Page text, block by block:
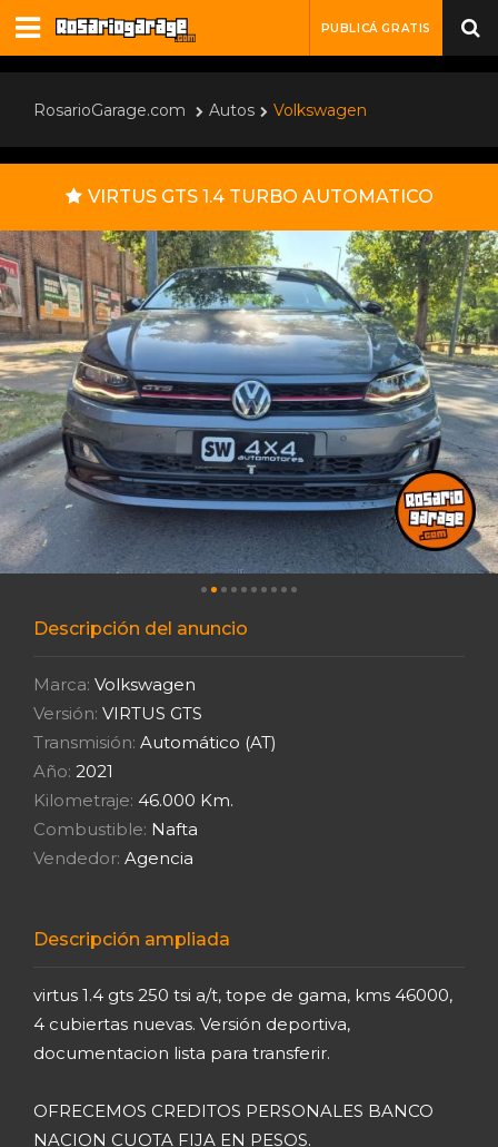
PUBLICÁ GRATIS
RosarioGarage.com Autos Volkswagen
VIRTUS GTS 1.4 TURBO AUTOMATICO
Descripción del anuncio
Marca: Volkswagen
Versión: VIRTUS GTS
Transmisión: Automático (AT)
Año: 2021
Kilometraje: 46.000 Km.
Combustible: Nafta
Vendedor: Agencia
Descripción ampliada
virtus 1.4 gts 250 tsi a/t, tope de gama, kms 46000,
4 cubiertas nuevas. Versión deportiva,
documentacion lista para transferir.
OFRECEMOS CREDITOS PERSONALES BANCO
NACION CUOTA FIJA EN PESOS.